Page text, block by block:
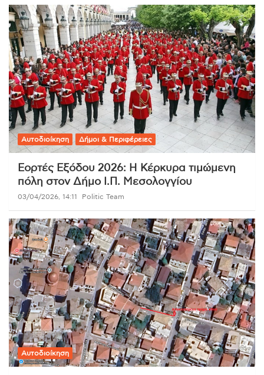
Αυτοδιοίκηση Δήμοι & Περιφέρειες
Εορτές Εξόδου 2026: Η Κέρκυρα τιμώμενη
πόλη στον Δήμο Ι.Π. Μεσολογγίου
03/04/2026, 14:11 Politic Team
Αυτοδιοίκηση